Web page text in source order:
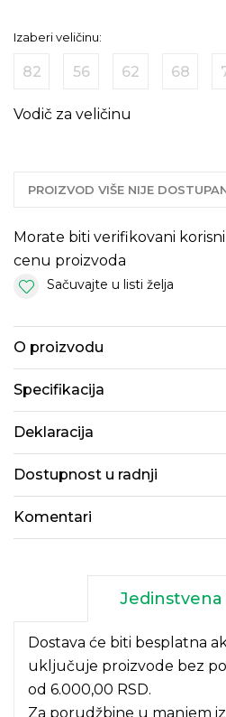
Izaberi veličinu:
82 56 62 68
Vodič za veličinu
PROIZVOD VIŠE NIJE
Morate biti verifikovani
cenu proizvoda
Sačuvajte u listi želja
O proizvodu
Specifikacija
Deklaracija
Dostupnost u radnji
Komentari
Jedinstvena
Dostava će biti besplatna
uključuje proizvode bez
od 6.000,00 RSD.
Za porudžbine u manjem